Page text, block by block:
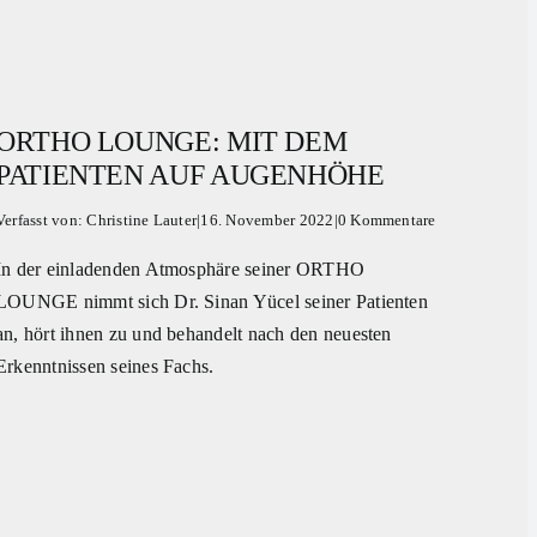
LOUNGE: MIT DEM
AUF AUGENHÖHE
von:Christine Lauter|16. November 2022 |0 Kommentare
der einladenden Atmosphäre seiner ORTHO
nimmt sich Dr. Sinan Yücel seiner Patienten
hört ihnen zu und behandelt nach den neuesten
seines Fachs.